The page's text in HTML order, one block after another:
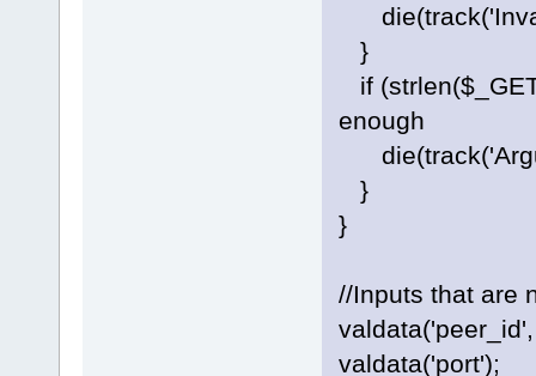
}
if
enough
}
}
//Inputs that are
valdata('port');